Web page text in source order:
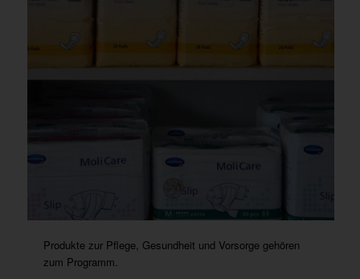
Produkte zur Pflege, Gesundheit und Vorsorge gehören
zum Programm.